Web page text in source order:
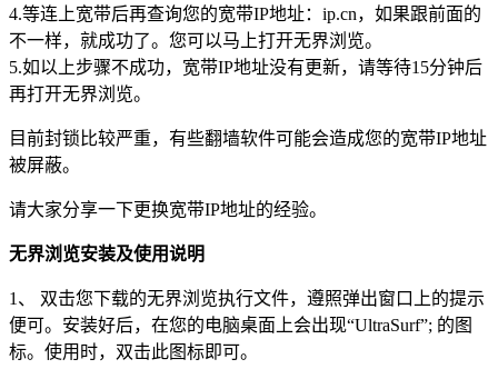
4.等连上宽带后再查询您的宽带IP地址：ip.cn，如果跟前面的
不一样，就成功了。您可以马上打开无界浏览。
5.如以上步骤不成功，宽带IP地址没有更新，请等待15分钟后
再打开无界浏览。
目前封锁比较严重，有些翻墙软件可能会造成您的宽带IP地址
被屏蔽。
请大家分享一下更换宽带IP地址的经验。
无界浏览安装及使用说明
1、 双击您下载的无界浏览执行文件，遵照弹出窗口上的提示
便可。安装好后，在您的电脑桌面上会出现“UltraSurf”; 的图
标。使用时，双击此图标即可。